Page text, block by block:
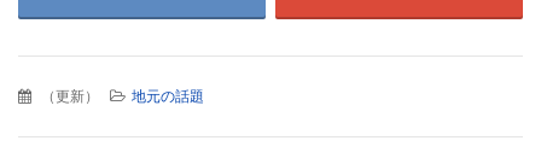
（更新） 地元の話題